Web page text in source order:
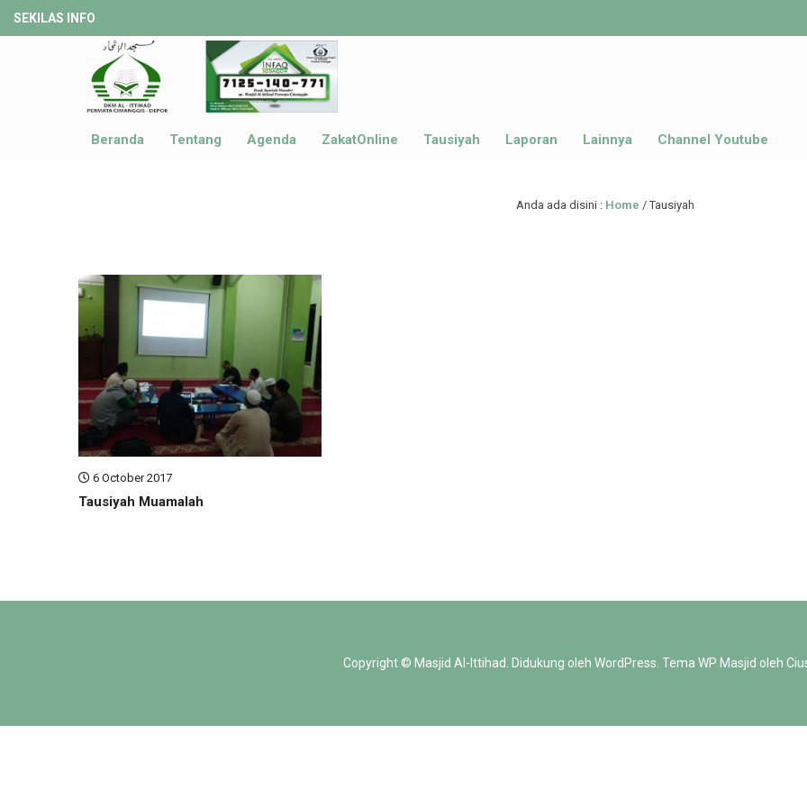
SEKILAS INFO
Beranda Tentang Agenda ZakatOnline Tausiyah Laporan Lainnya Channel Youtube
Anda ada disini : Home /Tausiyah
6 October 2017
Tausiyah Muamalah
Copyright © Masjid Al-Ittihad. Didukung oleh WordPress. Tema WP Masjid oleh